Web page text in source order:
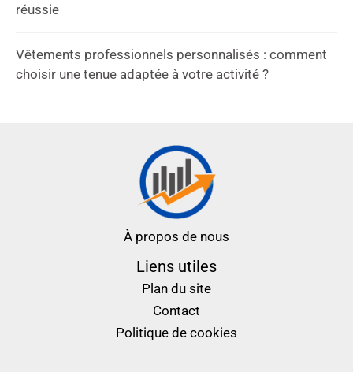
réussie
Vêtements professionnels personnalisés : comment
choisir une tenue adaptée à votre activité ?
À propos de nous
Liens utiles
Plan du site
Contact
Politique de cookies